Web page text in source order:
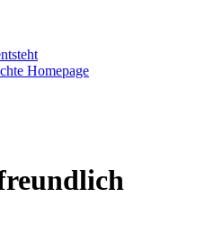
Homepage